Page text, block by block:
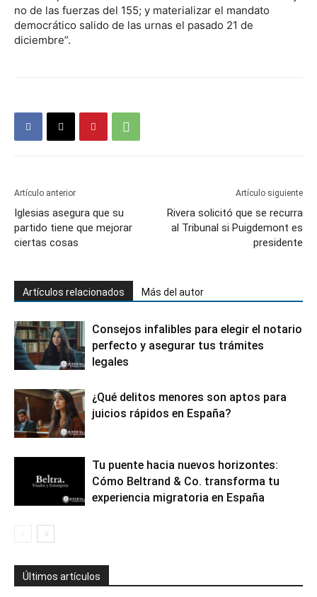
no de las fuerzas del 155; y materializar el mandato
democrático salido de las urnas el pasado 21 de
diciembre”.
Artículo anterior
Iglesias asegura que su
partido tiene que mejorar
ciertas cosas
Artículo siguiente
Rivera solicitó que se recurra
al Tribunal si Puigdemont es
presidente
Artículos relacionados Más del autor
Consejos infalibles para elegir el notario
perfecto y asegurar tus trámites
legales
¿Qué delitos menores son aptos para
juicios rápidos en España?
Tu puente hacia nuevos horizontes:
Cómo Beltrand & Co. transforma tu
experiencia migratoria en España
Últimos artículos